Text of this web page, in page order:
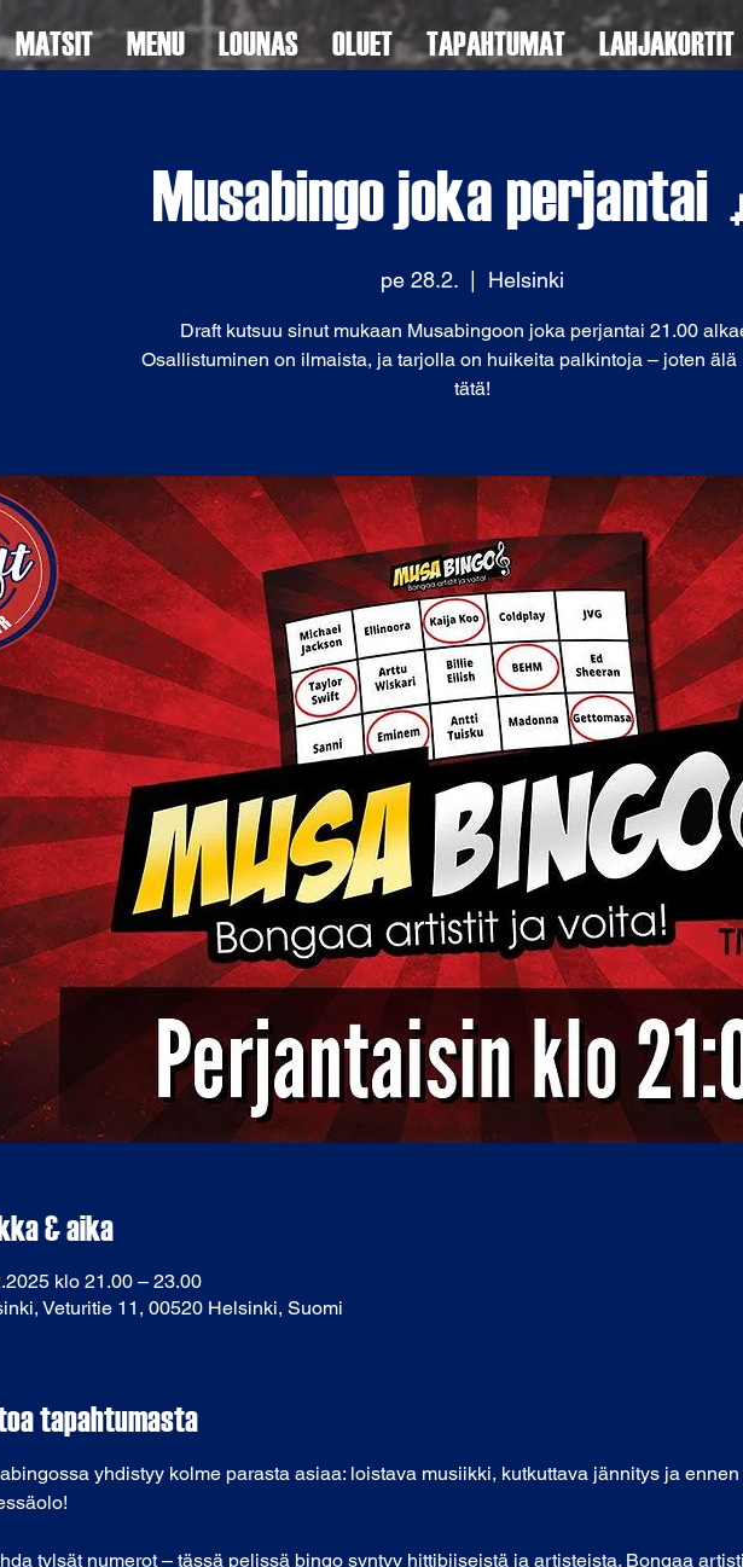
MATSIT MENU LOUNAS OLUET TAPAHTUMAT LAHJAKORTIT
Musabingo joka perjantai
pe 28.2. Helsinki
Draft kutsuu sinut mukaan Musabingoon joka perjantai 21.00
Osallistuminen on ilmaista, ja tarjolla on huikeita palkintoja – joten älä
& aika
klo 21.00 – 23.00
Veturitie 11, 00520 Helsinki, Suomi
tapahtumasta
yhdistyy kolme parasta asiaa: loistava musiikki, kutkuttava jännitys ja
tylsät numerot – tässä pelissä bingo syntyy hittibiiseistä ja artisteista. Bongaa